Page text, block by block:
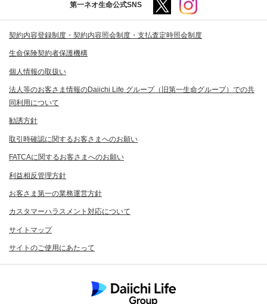
第一ネオ生命公式SNS
契約内容登録制度・契約内容照会制度・支払査定時照会制度
生命保険契約者保護機構
個人情報の取扱い
法人等のお客さま情報のDaiichi Life グループ（旧第一生命グループ）での共
同利用について
勧誘方針
取引時確認に関するお客さまへのお願い
FATCAに関するお客さまへのお願い
利益相反管理方針
お客さま第一の業務運営方針
カスタマーハラスメント対応について
サイトマップ
サイトのご使用にあたって